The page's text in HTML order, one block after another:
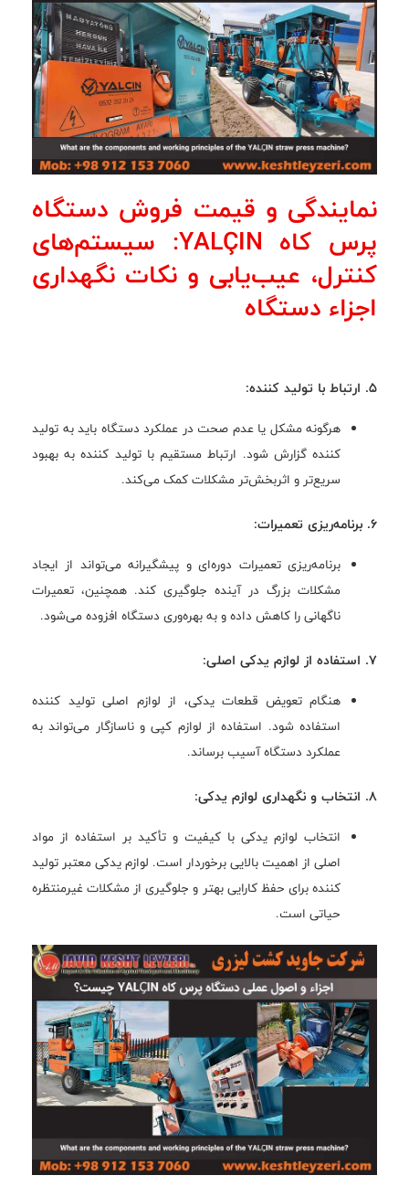
نمایندگی و قیمت فروش دستگاه
پرس کاه YALÇIN: سیستم‌های
کنترل، عیب‌یابی و نکات نگهداری
اجزاء دستگاه
5. ارتباط با تولید کننده:
هرگونه مشکل یا عدم صحت در عملکرد دستگاه باید به تولید
کننده گزارش شود. ارتباط مستقیم با تولید کننده به بهبود
سریع‌تر و اثربخش‌تر مشکلات کمک می‌کند.
6. برنامه‌ریزی تعمیرات:
برنامه‌ریزی تعمیرات دوره‌ای و پیشگیرانه می‌تواند از ایجاد
مشکلات بزرگ در آینده جلوگیری کند. همچنین، تعمیرات
ناگهانی را کاهش داده و به بهره‌وری دستگاه افزوده می‌شود.
7. استفاده از لوازم یدکی اصلی:
هنگام تعویض قطعات یدکی، از لوازم اصلی تولید کننده
استفاده شود. استفاده از لوازم کپی و ناسازگار می‌تواند به
عملکرد دستگاه آسیب برساند.
8. انتخاب و نگهداری لوازم یدکی:
انتخاب لوازم یدکی با کیفیت و تأکید بر استفاده از مواد
اصلی از اهمیت بالایی برخوردار است. لوازم یدکی معتبر تولید
کننده برای حفظ کارایی بهتر و جلوگیری از مشکلات غیرمنتظره
حیاتی است.